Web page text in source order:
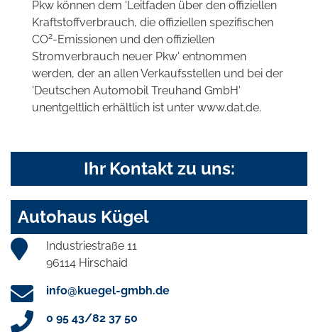
Pkw können dem 'Leitfaden über den offiziellen
Kraftstoffverbrauch, die offiziellen spezifischen
CO2-Emissionen und den offiziellen
Stromverbrauch neuer Pkw' entnommen
werden, der an allen Verkaufsstellen und bei der
'Deutschen Automobil Treuhand GmbH'
unentgeltlich erhältlich ist unter www.dat.de.
Ihr Kontakt zu uns:
Autohaus Kügel
Industriestraße 11
96114 Hirschaid
info@kuegel-gmbh.de
0 95 43/82 37 50